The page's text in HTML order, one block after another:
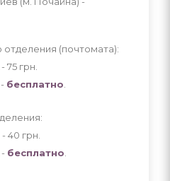
(почтомата):
75 грн
бесплатно
- 40 грн
бесплатно